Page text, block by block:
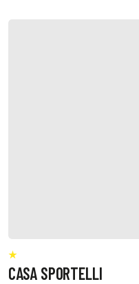
CASA SPORTELLI